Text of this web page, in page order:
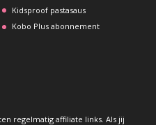
Kidsproof pastasaus
Kobo Plus abonnement
regelmatig affiliate links. Als jij